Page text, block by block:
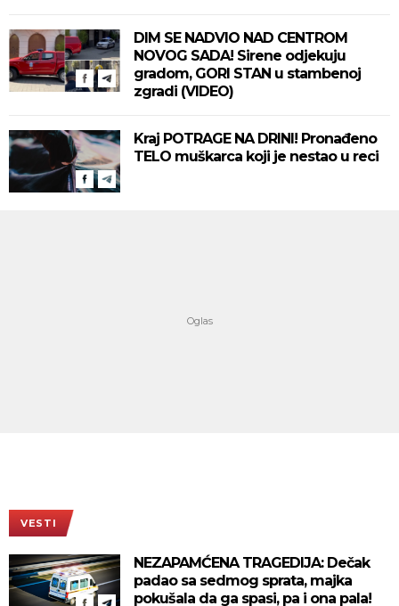
DIM SE NADVIO NAD CENTROM
NOVOG SADA! Sirene odjekuju
gradom, GORI STAN u stambenoj
zgradi (VIDEO)
Kraj POTRAGE NA DRINI! Pronađeno
TELO muškarca koji je nestao u reci
VESTI
NEZAPAMĆENA TRAGEDIJA: Dečak
padao sa sedmog sprata, majka
pokušala da ga spasi, pa i ona pala!